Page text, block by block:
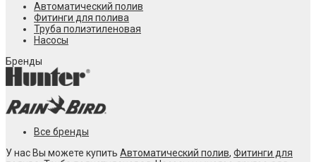
Автоматический полив
Фитинги для полива
Труба полиэтиленовая
Насосы
Бренды
Все бренды
У нас Вы можете купить Автоматический полив, Фитинги для